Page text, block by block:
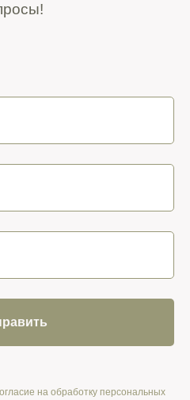
на обработку персональных